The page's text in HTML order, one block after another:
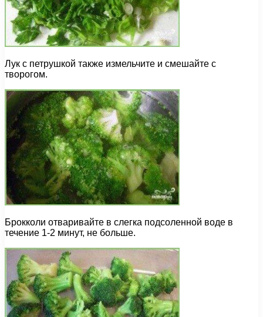
Лук с петрушкой также измельчите и смешайте с
творогом.
Брокколи отваривайте в слегка подсоленной воде в
течение 1-2 минут, не больше.